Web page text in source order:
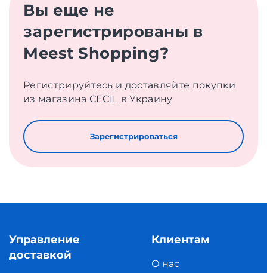
Вы еще не
зарегистрированы в
Meest Shopping?
Регистрируйтесь и доставляйте покупки
из магазина CECIL в Украину
Зарегистрироваться
Управление
доставкой
Клиентам
О нас